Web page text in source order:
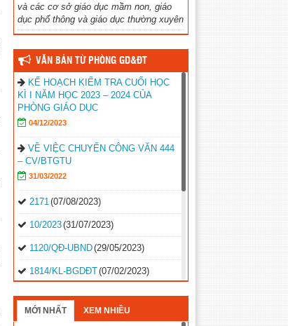
và các cơ sở giáo dục mầm non, giáo
dục phổ thông và giáo dục thường xuyên
VĂN BẢN TỪ PHÒNG GD&ĐT
KẾ HOẠCH KIỂM TRA CUỐI HỌC
KÌ I NĂM HỌC 2023 – 2024 CỦA
PHÒNG GIÁO DỤC
04/12/2023
VỀ VIỆC CHUYỂN CÔNG VĂN 444
– CV/BTGTU
31/03/2022
2171(07/08/2023)
10/2023(31/07/2023)
1120/QĐ-UBND(29/05/2023)
1814/KL-BGDĐT(07/02/2023)
2496-QD-UBND(10/10/2022)
MỚI NHẤT XEM NHIỀU